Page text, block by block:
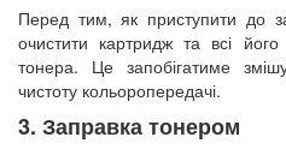
Перед тим, як приступити до
очистити картридж та всі його
тонера. Це запобігатиме
чистоту кольоропередачі.
3. Заправка тонером